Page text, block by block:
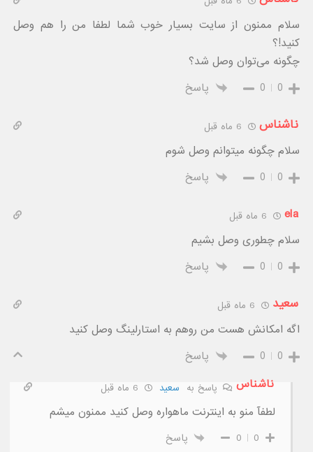
سلام ممنون از سایت بسیار خوب شما لطفا من را هم وصل
کنید!؟
چگونه می‌توان وصل شد؟
0
0 پاسخ
ناشناس
سلام چگونه میتوانم وصل شوم
0
0 پاسخ
ela
سلام چطوری وصل بشیم
0
0 پاسخ
سعید
اگه امکانش هست من روهم به استارلینگ وصل کنید
0
0
پاسخ
ناشناس
پاسخ به سعید
لطفآ منو به اینترنت ماهواره وصل کنید ممنون میشم
0
0 پاسخ